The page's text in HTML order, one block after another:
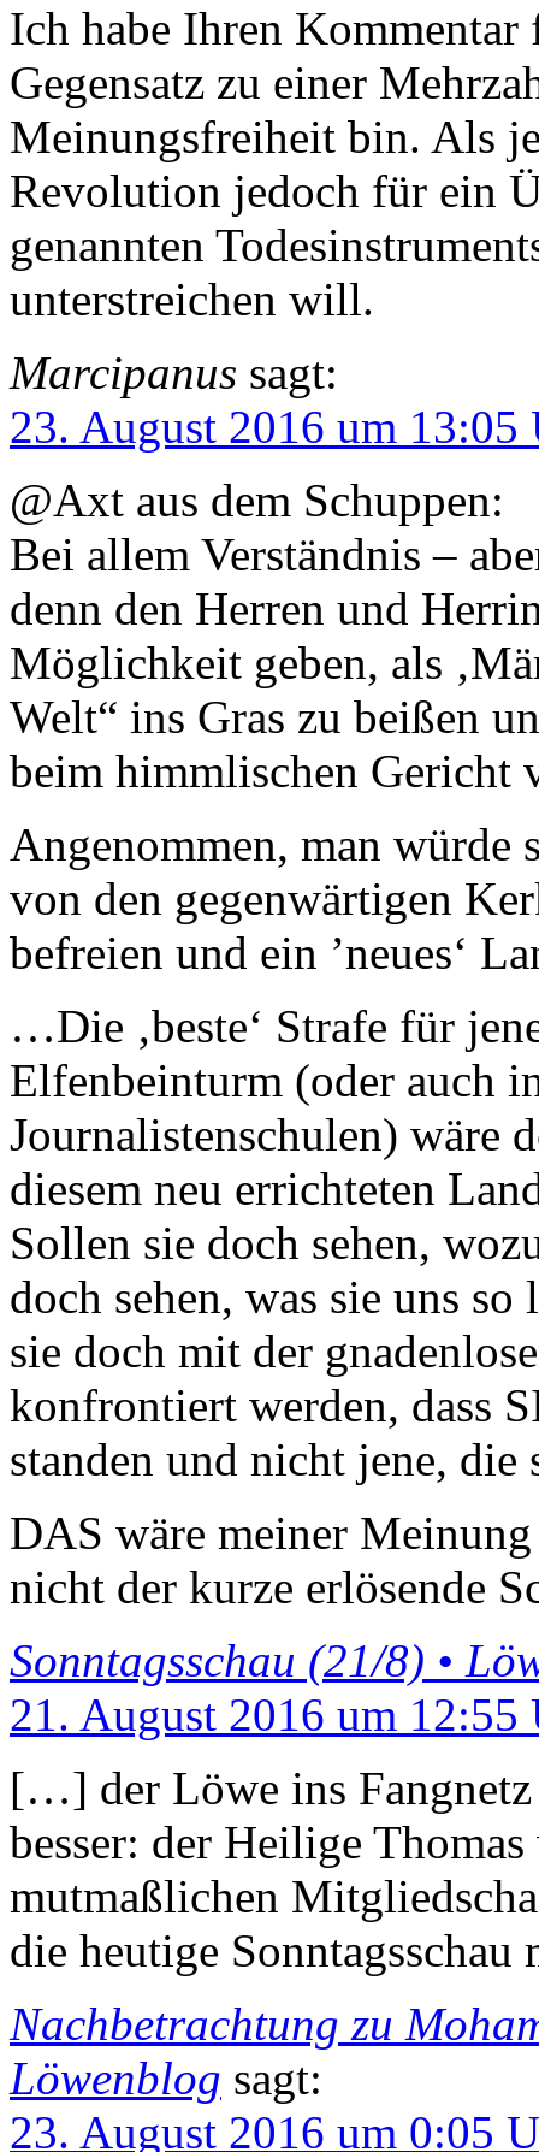
Ich habe Ihren
Gegensatz zu einer
Meinungsfreiheit bin. Als
Revolution jedoch für ein
genannten
unterstreichen will.
Marcipanus sagt:
23. August 2016 um 13:05
@Axt aus dem Schuppen:
Bei allem Verständnis –
denn den Herren und
Möglichkeit geben, als
Welt“ ins Gras zu beißen
beim himmlischen Gericht
Angenommen, man würde
von den gegenwärtigen
befreien und ein ’neues‘
…Die ‚beste‘ Strafe für
Elfenbeinturm (oder auch
Journalistenschulen) wäre
diesem neu errichteten
Sollen sie doch sehen,
doch sehen, was sie uns
sie doch mit der
konfrontiert werden, dass
standen und nicht jene,
DAS wäre meiner
nicht der kurze erlösende
Sonntagsschau (21/8) •
21. August 2016 um 12:55
[…] der Löwe ins Fangnetz
besser: der Heilige
mutmaßlichen
die heutige
Nachbetrachtung zu
Löwenblog sagt:
23. August 2016 um 0:05